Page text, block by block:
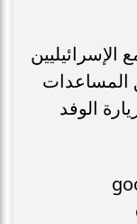
الإسرائيليين
المساعدات
الوفد